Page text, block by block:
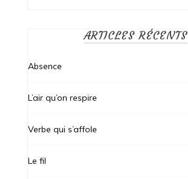
ARTICLES RÉCENTS
Absence
L’air qu’on respire
Verbe qui s’affole
Le fil